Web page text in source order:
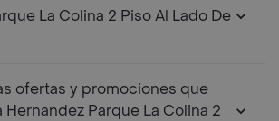
La Colina 2 Piso Al Lado De
ofertas y promociones que
Parque La Colina 2